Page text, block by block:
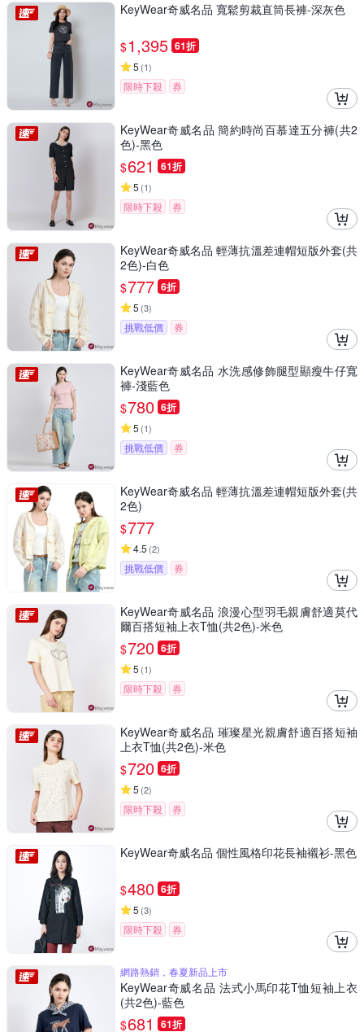
KeyWear奇威名品 寬鬆剪裁直筒長褲-深灰色
$1,395 61折
5 (1)
限時下殺 券
KeyWear奇威名品 簡約時尚百慕達五分褲(共2
色)-黑色
$621 61折
5 (1)
限時下殺 券
KeyWear奇威名品 輕薄抗溫差連帽短版外套(共
2色)-白色
$777 6折
5 (3)
挑戰低價 券
KeyWear奇威名品 水洗感修飾腿型顯瘦牛仔寬
褲-淺藍色
$780 6折
5 (1)
挑戰低價 券
KeyWear奇威名品 輕薄抗溫差連帽短版外套(共
2色)
$777
4.5 (2)
挑戰低價 券
KeyWear奇威名品 浪漫心型羽毛親膚舒適莫代
爾百搭短袖上衣T恤(共2色)-米色
$720 6折
5 (1)
限時下殺 券
KeyWear奇威名品 璀璨星光親膚舒適百搭短袖
上衣T恤(共2色)-米色
$720 6折
5 (2)
限時下殺 券
KeyWear奇威名品 個性風格印花長袖襯衫-黑色
$480 6折
5 (3)
限時下殺 券
網路熱銷，春夏新品上市
KeyWear奇威名品 法式小馬印花T恤短袖上衣
(共2色)-藍色
$681 61折